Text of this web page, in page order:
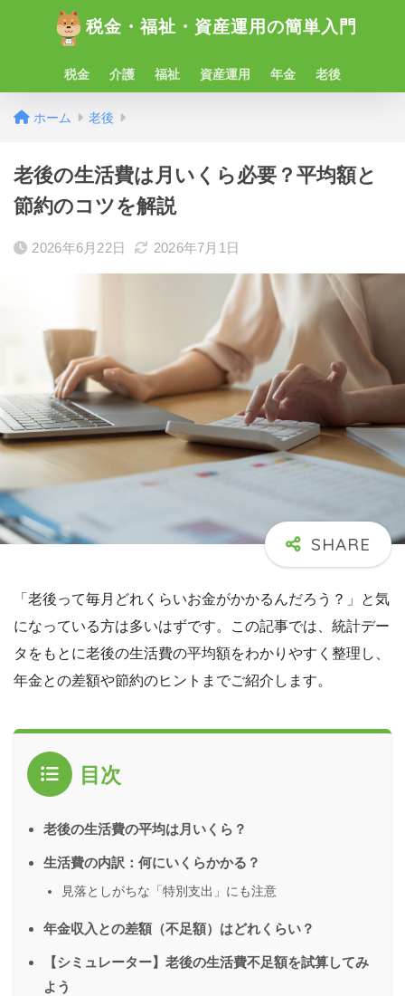
税金・福祉・資産運用の簡単入門
税金 介護 福祉 資産運用 年金 老後
ホーム 老後
老後の生活費は月いくら必要？平均額と
節約のコツを解説
2026年6月22日 2026年7月1日
「老後って毎月どれくらいお金がかかるんだろう？」と気
になっている方は多いはずです。この記事では、統計デー
タをもとに老後の生活費の平均額をわかりやすく整理し、
年金との差額や節約のヒントまでご紹介します。
目次
老後の生活費の平均は月いくら？
生活費の内訳：何にいくらかかる？
見落としがちな「特別支出」にも注意
年金収入との差額（不足額）はどれくらい？
【シミュレーター】老後の生活費不足額を試算してみ
よう